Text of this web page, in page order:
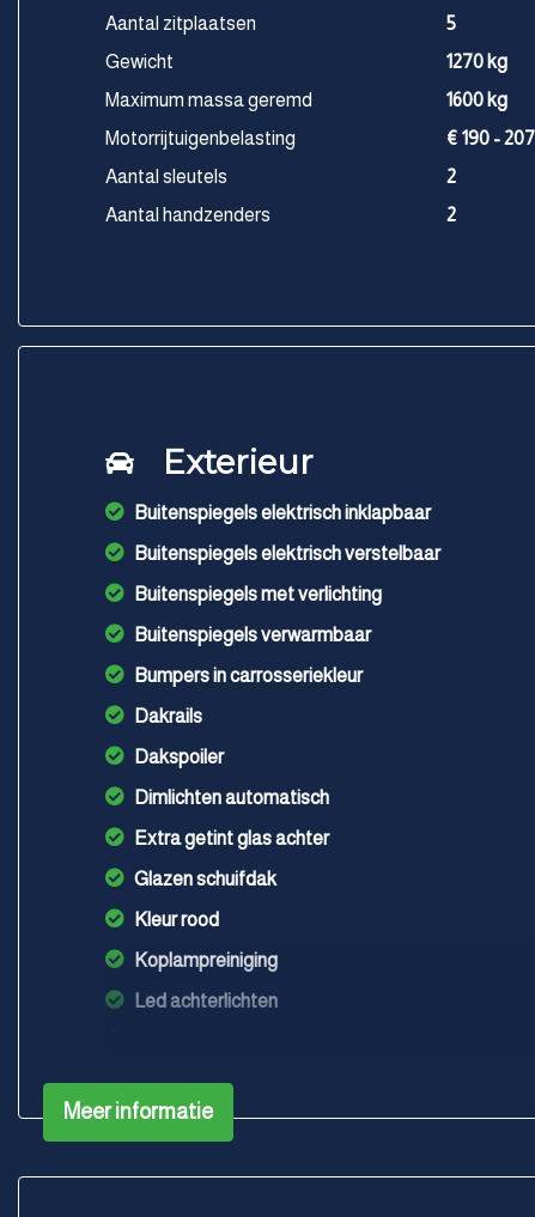
Aantal zitplaatsen
5
Gewicht
1270 kg
Maximum massa geremd
1600 kg
Motorrijtuigenbelasting
€ 190 -
Aantal sleutels
2
Aantal handzenders
2
Exterieur
Buitenspiegels elektrisch inklapbaar
Buitenspiegels elektrisch verstelbaar
Buitenspiegels met verlichting
Buitenspiegels verwarmbaar
Bumpers in carrosseriekleur
Dakrails
Dakspoiler
Dimlichten automatisch
Extra getint glas achter
Glazen schuifdak
Kleur rood
Koplampreiniging
Led achterlichten
Led koplampen
Lichtmetalen velgen 19"
Meer informatie